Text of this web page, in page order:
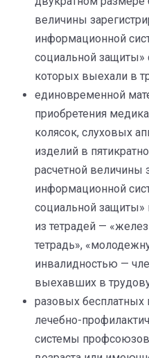
величины
информационной
социальной
которых выехали в
единовременной
приобретения
колясок, слуховых
изделий в
расчетной величины
информационной
социальной
из тетрадей —
тетрадь»,
инвалидностью —
выехавших в
разовых бесплатных
лечебно-
системы